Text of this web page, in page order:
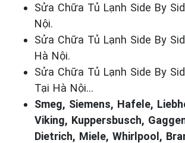
Sửa Chữa Tủ Lạnh Side By
Nội.
Sửa Chữa Tủ Lạnh Side By
Hà Nội.
Sửa Chữa Tủ Lạnh Side By
Tại Hà Nội…
Smeg, Siemens, Hafele,
Viking, Kuppersbusch,
Dietrich, Miele, Whirlpool,